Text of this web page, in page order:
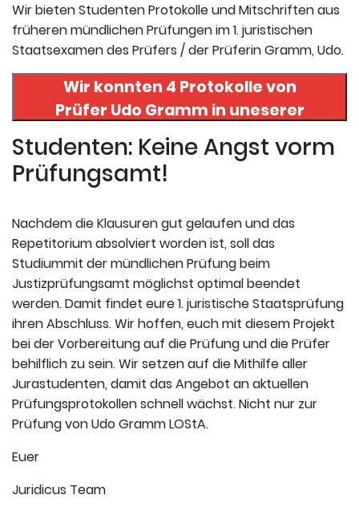
Wir bieten Studenten Protokolle und Mitschriften aus
früheren mündlichen Prüfungen im 1. juristischen
Staatsexamen des Prüfers / der Prüferin Gramm, Udo.
Wir konnten 4 Protokolle von
Prüfer Udo Gramm in uneserer
Datenbank finden. Hier
registrieren und die Protokolle
abrufen.
Studenten: Keine Angst vorm
Prüfungsamt!
Nachdem die Klausuren gut gelaufen und das
Repetitorium absolviert worden ist, soll das
Studiummit der mündlichen Prüfung beim
Justizprüfungsamt möglichst optimal beendet
werden. Damit findet eure 1. juristische Staatsprüfung
ihren Abschluss. Wir hoffen, euch mit diesem Projekt
bei der Vorbereitung auf die Prüfung und die Prüfer
behilflich zu sein. Wir setzen auf die Mithilfe aller
Jurastudenten, damit das Angebot an aktuellen
Prüfungsprotokollen schnell wächst. Nicht nur zur
Prüfung von Udo Gramm LOStA.
Euer
Juridicus Team